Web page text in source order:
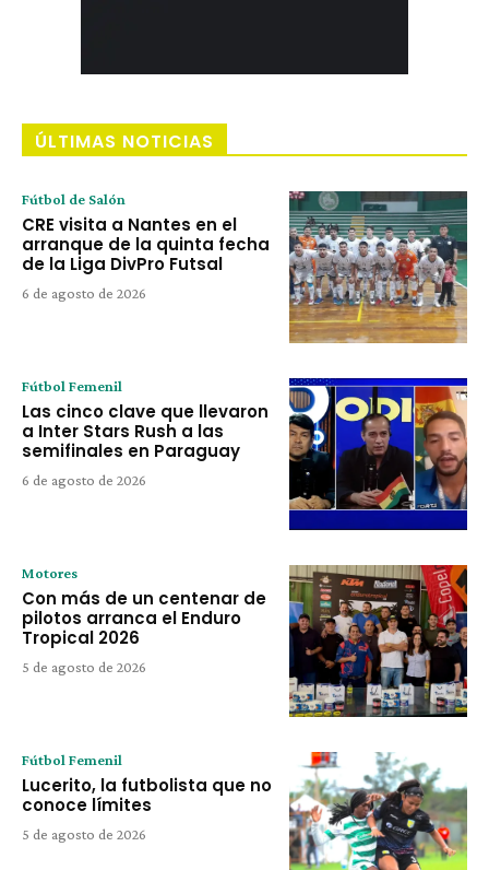
ÚLTIMAS NOTICIAS
Fútbol de Salón
CRE visita a Nantes en el
arranque de la quinta fecha
de la Liga DivPro Futsal
6 de agosto de 2026
Fútbol Femenil
Las cinco clave que llevaron
a Inter Stars Rush a las
semifinales en Paraguay
6 de agosto de 2026
Motores
Con más de un centenar de
pilotos arranca el Enduro
Tropical 2026
5 de agosto de 2026
Fútbol Femenil
Lucerito, la futbolista que no
conoce límites
5 de agosto de 2026